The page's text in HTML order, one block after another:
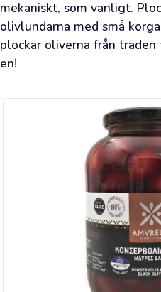
en
beställning
Lär
information
Säsongsförmåner
mekaniskt, som vanligt.
olivlundarna med små
plockar oliverna från
en!